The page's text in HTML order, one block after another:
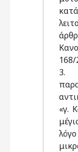
168/
3.
«γ.